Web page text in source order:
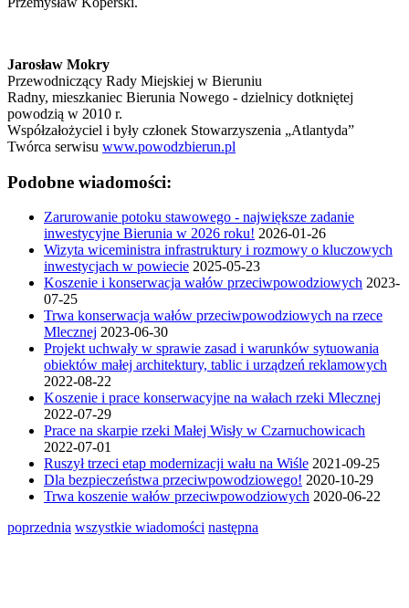
Jarosław Mokry
Przewodniczący Rady Miejskiej w Bieruniu
Radny, mieszkaniec Bierunia Nowego - dzielnicy dotkniętej
powodzią w 2010 r.
Współzałożyciel i były członek Stowarzyszenia „Atlantyda”
Twórca serwisu www.powodzbierun.pl
Podobne wiadomości:
Zarurowanie potoku stawowego - największe zadanie
inwestycyjne Bierunia w 2026 roku! 2026-01-26
Wizyta wiceministra infrastruktury i rozmowy o kluczowych
inwestycjach w powiecie 2025-05-23
Koszenie i konserwacja wałów przeciwpowodziowych 2023-
07-25
Trwa konserwacja wałów przeciwpowodziowych na rzece
Mlecznej 2023-06-30
Projekt uchwały w sprawie zasad i warunków sytuowania
obiektów małej architektury, tablic i urządzeń reklamowych
2022-08-22
Koszenie i prace konserwacyjne na wałach rzeki Mlecznej
2022-07-29
Prace na skarpie rzeki Małej Wisły w Czarnuchowicach
2022-07-01
Ruszył trzeci etap modernizacji wału na Wiśle 2021-09-25
Dla bezpieczeństwa przeciwpowodziowego! 2020-10-29
Trwa koszenie wałów przeciwpowodziowych 2020-06-22
poprzednia wszystkie wiadomości następna